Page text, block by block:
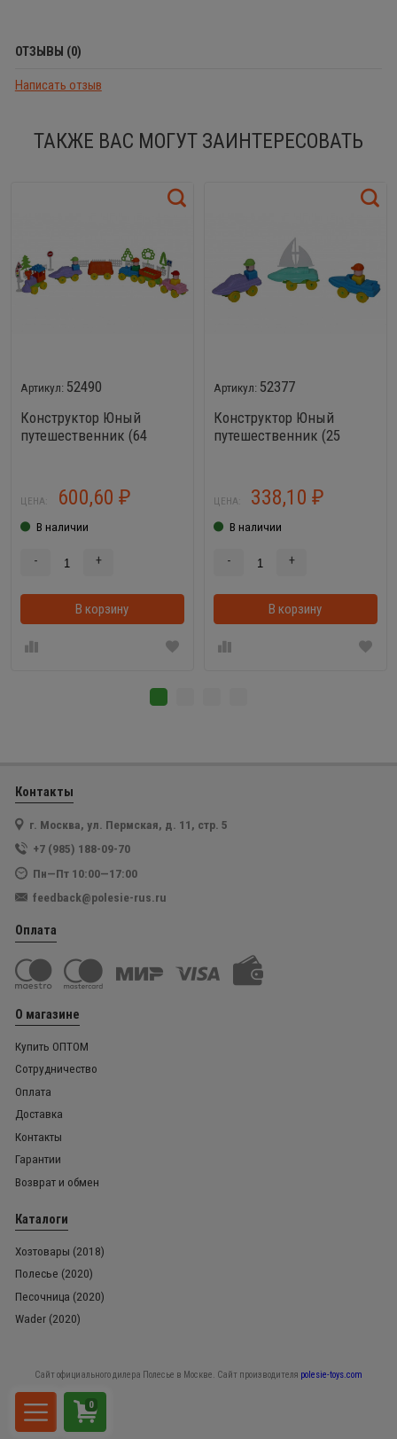
ОТЗЫВЫ (0)
Написать отзыв
ТАКЖЕ ВАС МОГУТ ЗАИНТЕРЕСОВАТЬ
52490
Конструктор Юный
путешественник (64
ЦЕНА: 600,60 ₽
В наличии
- +
В корзину В корзинке
52377
Конструктор Юный
путешественник (25
ЦЕНА: 338,10 ₽
В наличии
- +
В корзину
Контакты
г. Москва, ул. Пермская, д. 11, стр. 5
+7 (985) 188-09-70
Пн—Пт 10:00—17:00
feedback@polesie-rus.ru
Оплата
О магазине
Купить ОПТОМ
Сотрудничество
Оплата
Доставка
Контакты
Гарантии
Возврат и обмен
Каталоги
Хозтовары (2018)
Полесье (2020)
Песочница (2020)
Wader (2020)
Сайт официального дилера Полесье в Москве. Сайт производителя polesie-toys.com
0